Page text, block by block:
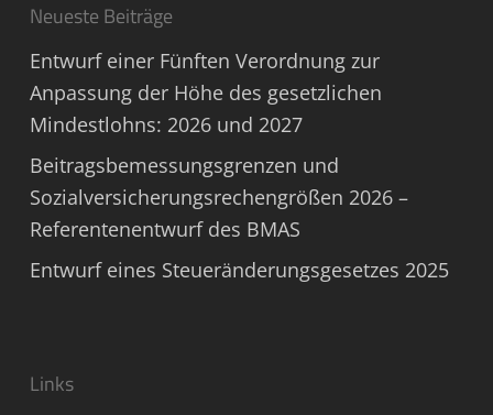
Neueste Beiträge
Entwurf einer Fünften Verordnung zur
Anpassung der Höhe des gesetzlichen
Mindestlohns: 2026 und 2027
Beitragsbemessungsgrenzen und
Sozialversicherungsrechengrößen 2026 –
Referentenentwurf des BMAS
Entwurf eines Steueränderungsgesetzes 2025
Links